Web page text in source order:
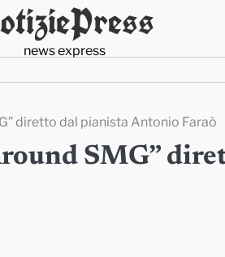
news express
diretto dal pianista Antonio Faraò
SMG”